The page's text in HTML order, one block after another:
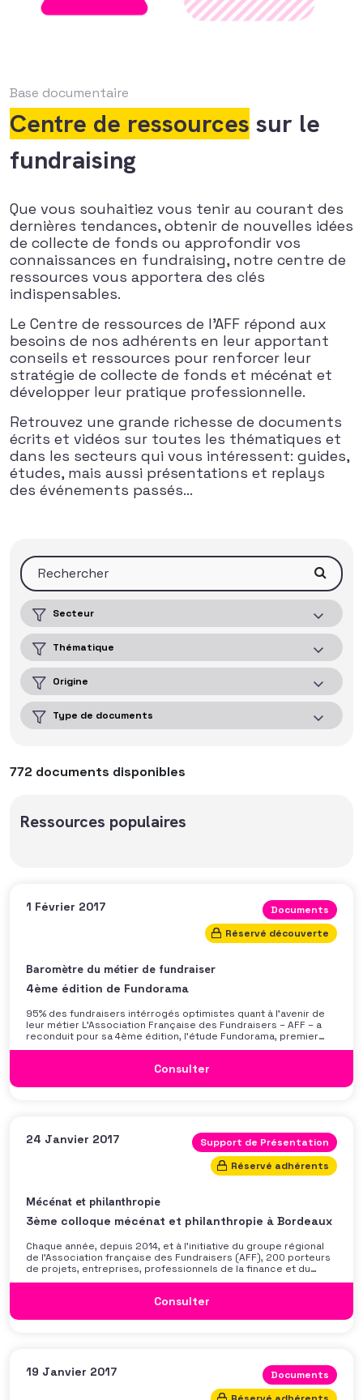
Base documentaire
Centre de ressources sur le
fundraising
Que vous souhaitiez vous tenir au courant des
dernières tendances, obtenir de nouvelles idées
de collecte de fonds ou approfondir vos
connaissances en fundraising, notre centre de
ressources vous apportera des clés
indispensables.
Le Centre de ressources de l’AFF répond aux
besoins de nos adhérents en leur apportant
conseils et ressources pour renforcer leur
stratégie de collecte de fonds et mécénat et
développer leur pratique professionnelle.
Retrouvez une grande richesse de documents
écrits et vidéos sur toutes les thématiques et
dans les secteurs qui vous intéressent: guides,
études, mais aussi présentations et replays
des événements passés…
772 documents disponibles
Ressources populaires
1 Février 2017
Documents
Réservé découverte
Baromètre du métier de fundraiser
4ème édition de Fundorama
95% des fundraisers intérrogés optimistes quant à l’avenir de
leur métier L’Association Française des Fundraisers – AFF – a
reconduit pour sa 4ème édition, l’étude Fundorama, premier
observatoire français des métiers du fundraising. Menée en juin
ressources et du mécénat, cette enquête
Consulter
24 Janvier 2017
Support de Présentation
Réservé adhérents
Mécénat et philanthropie
3ème colloque mécénat et philanthropie à Bordeaux
Chaque année, depuis 2014, et à l’initiative du groupe régional
de l’Association française des Fundraisers (AFF), 200 porteurs
de projets, entreprises, professionnels de la finance et du
patrimoine se rencontrent à Bordeaux pour échanger et co-
Le 24 janvier 2017, l’AFF Aquitaine vous a proposé d’explorer les
Consulter
19 Janvier 2017
Documents